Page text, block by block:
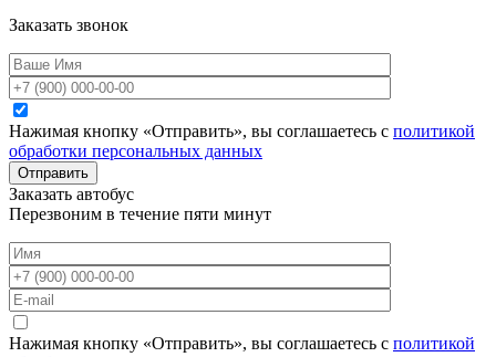
Заказать звонок
Нажимая кнопку «Отправить», вы соглашаетесь с политикой
обработки персональных данных
Отправить
Заказать автобус
Перезвоним в течение пяти минут
Нажимая кнопку «Отправить», вы соглашаетесь с политикой